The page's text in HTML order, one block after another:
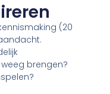
(20
brengen?